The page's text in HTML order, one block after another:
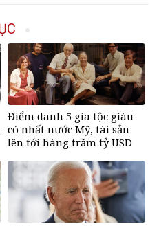
Điểm danh 5 gia tộc giàu
có nhất nước Mỹ, tài sản
lên tới hàng trăm tỷ USD